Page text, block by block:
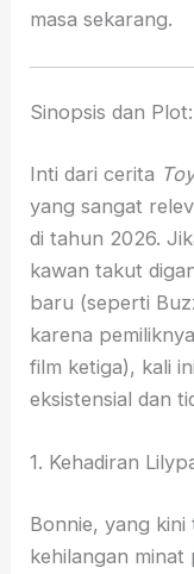
masa sekarang.
Sinopsis dan
Inti dari cerita
yang sangat
di tahun 2026.
kawan takut
baru (seperti
karena
film ketiga), kali
eksistensial dan
1. Kehadiran
Bonnie, yang
kehilangan minat